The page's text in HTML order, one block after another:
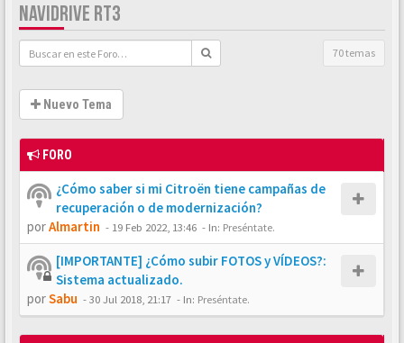
NAVIDRIVE RT3
70 temas
Nuevo Tema
FORO
¿Cómo saber si mi Citroën tiene campañas de
recuperación o de modernización?
porAlmartin - 19 Feb 2022, 13:46 - In: Preséntate.
[IMPORTANTE] ¿Cómo subir FOTOS y VÍDEOS?:
Sistema actualizado.
porSabu -30 Jul 2018, 21:17 - In: Preséntate.